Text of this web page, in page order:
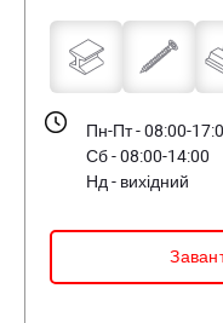
Пн-Пт - 08:00-
Сб - 08:00-14:00
Нд - вихідний